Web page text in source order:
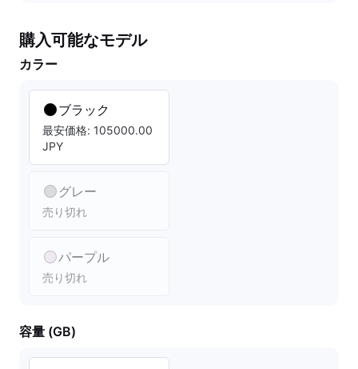
購入可能なモデル
カラー
ブラック
最安価格: 105000.00
JPY
グレー
売り切れ
パープル
売り切れ
容量 (GB)